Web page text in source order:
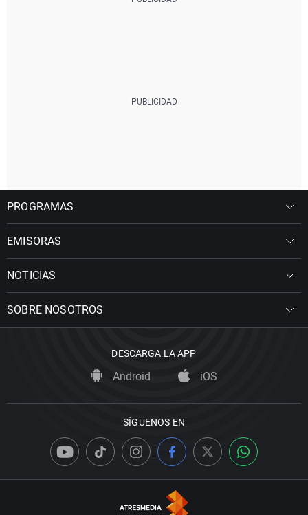
PROGRAMAS
EMISORAS
NOTICIAS
SOBRE NOSOTROS
DESCARGA LA APP
Android iOS
SÍGUENOS EN